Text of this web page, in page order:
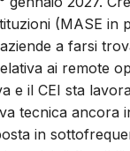
(MASE in
a farsi
ai remote
e il CEI sta
tecnica
in